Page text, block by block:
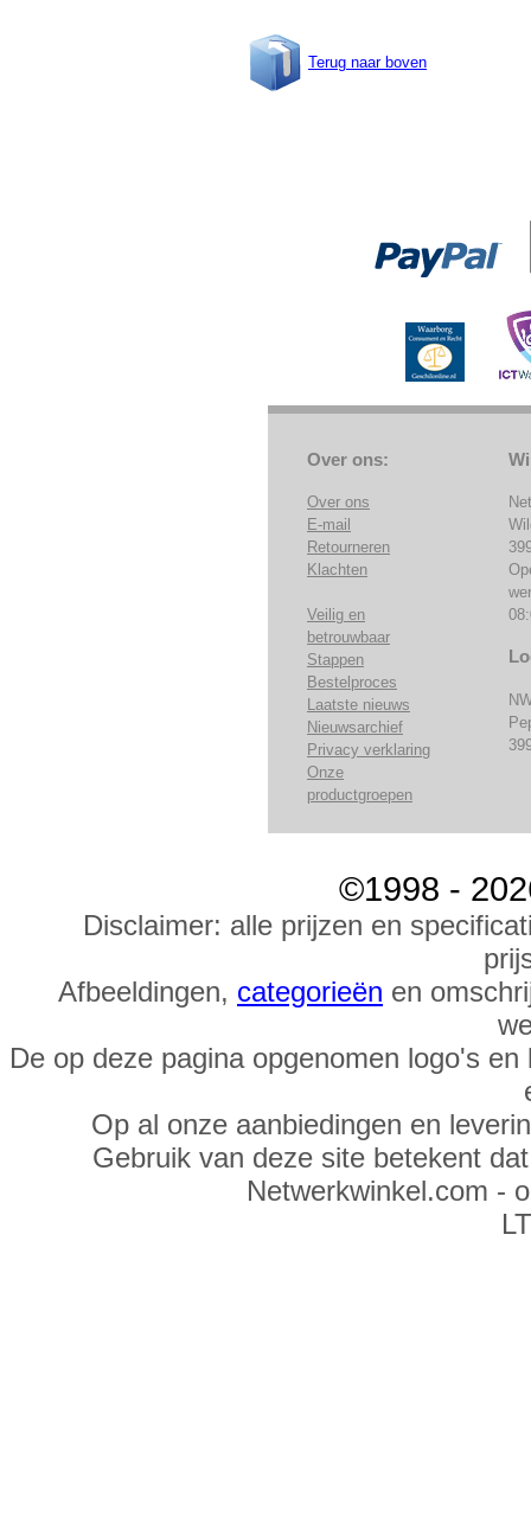
Terug naar boven
Over ons:
Over ons
E-mail
Retourneren
Klachten
Veilig en
betrouwbaar
Stappen
Bestelproces
Laatste nieuws
Nieuwsarchief
Privacy verklaring
Onze
productgroepen
©1998 -
Disclaimer: alle prijzen en
Afbeeldingen, categorieën en
De op deze pagina opgenomen logo's
Op al onze aanbiedingen en
Gebruik van deze site betekent
Netwerkwinkel.com -